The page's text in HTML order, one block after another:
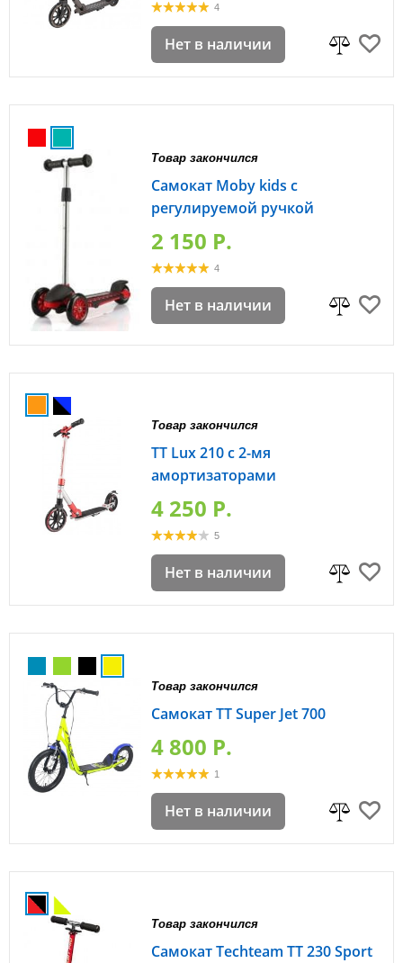
4
Нет в наличии
Товар закончился
Самокат Moby kids с
регулируемой ручкой
2 150 P.
4
Нет в наличии
Товар закончился
TT Lux 210 с 2-мя
амортизаторами
4 250 P.
5
Нет в наличии
Товар закончился
Самокат TT Super Jet 700
4 800 P.
1
Нет в наличии
Товар закончился
Самокат Techteam ТТ 230 Sport